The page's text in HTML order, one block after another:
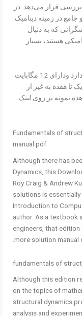
بررسی قرار می‌دهد. در
در زمینه دینامیک
که به دنبال
هستند، بسیار
این حل المسائل ویرایش دوم میباشد 252 صفحه دارد ودارای 12 مگابایت
هفده به غیر از
مشاهده نمونه بر روی لینک
Fundamentals of
manual pdf
Although there has
Dynamics, this
Roy Craig & Andrew
solutions is
Introduction to
author. As a textbook
engineers, that edition
more solution manual
fundamentals of
Although this edition
on the topics of
structural dynamics
analysis and